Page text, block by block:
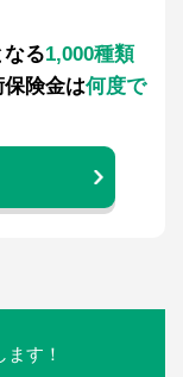
る1,000種類
険金は何度で
ます！